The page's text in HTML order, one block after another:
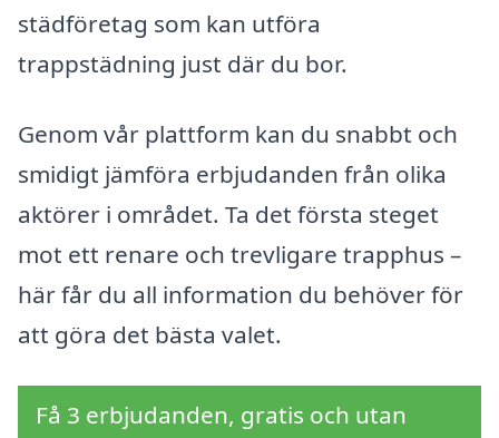
städföretag som kan utföra
trappstädning just där du bor.
Genom vår plattform kan du snabbt och
smidigt jämföra erbjudanden från olika
aktörer i området. Ta det första steget
mot ett renare och trevligare trapphus –
här får du all information du behöver för
att göra det bästa valet.
Få 3 erbjudanden, gratis och utan